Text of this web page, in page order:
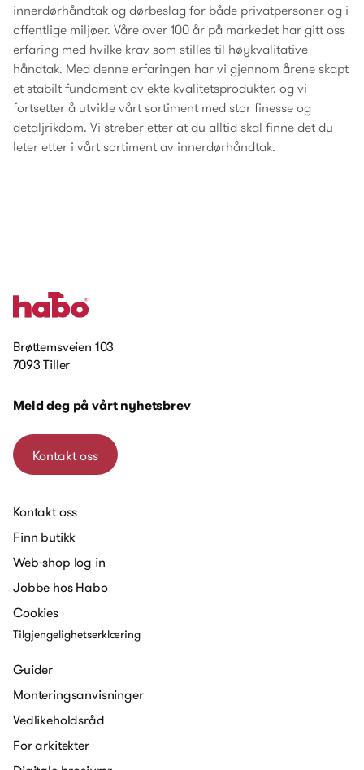
innerdørhåndtak og dørbeslag for både privatpersoner og i
offentlige miljøer. Våre over 100 år på markedet har gitt oss
erfaring med hvilke krav som stilles til høykvalitative
håndtak. Med denne erfaringen har vi gjennom årene skapt
et stabilt fundament av ekte kvalitetsprodukter, og vi
fortsetter å utvikle vårt sortiment med stor finesse og
detaljrikdom. Vi streber etter at du alltid skal finne det du
leter etter i vårt sortiment av innerdørhåndtak.
Brøttemsveien 103
7093 Tiller
Meld deg på vårt nyhetsbrev
Kontakt oss
Kontakt oss
Finn butikk
Web-shop log in
Jobbe hos Habo
Cookies
Tilgjengelighetserklæring
Guider
Monteringsanvisninger
Vedlikeholdsråd
For arkitekter